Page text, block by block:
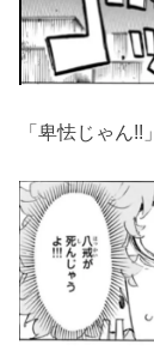
「卑怯じゃん!!」